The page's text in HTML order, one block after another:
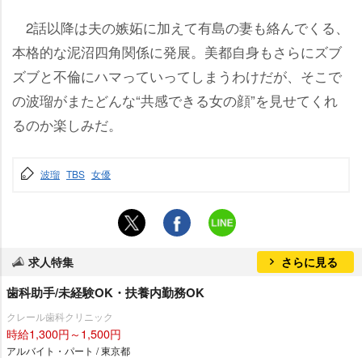
2話以降は夫の嫉妬に加えて有島の妻も絡んでくる、
本格的な泥沼四角関係に発展。美都自身もさらにズブ
ズブと不倫にハマっていってしまうわけだが、そこで
の波瑠がまたどんな“共感できる女の顔”を見せてくれ
るのか楽しみだ。
波瑠 TBS 女優
求人特集 さらに見る
歯科助手/未経験OK・扶養内勤務OK
クレール歯科クリニック
時給1,300円～1,500円
アルバイト・パート / 東京都